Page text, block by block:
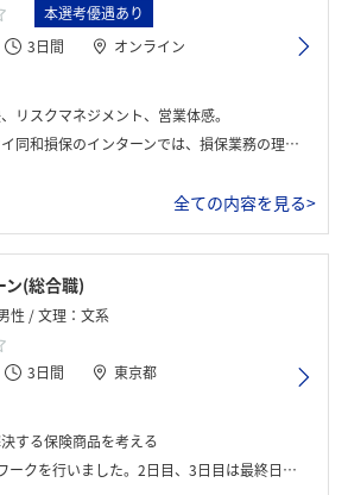
本選考優遇あり
3日間
オンライン
リスクマネジメント、営業体感。
を深め、グループワークで顧客視点での提案や問題解決に取り組みました。実際の業務課題に基づいたディスカッションを通じて、保険業界の課題を実感しました。
全ての内容を見る>
ン(総合職)
性 / 文理：文系
3日間
東京都
する保険商品を考える
した。2日目、3日目は最終日の発表に向けてグループワークに取り組みました。